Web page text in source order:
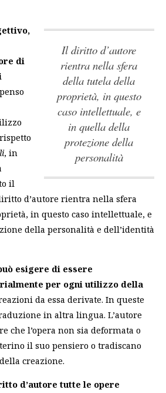
il diritto d’autore
rientra nella sfera
della tutela della
proprietà, in questo
caso intellettuale, e
in quella della
protezione della
personalità
di
, in
il
d’autore rientra nella sfera
in questo caso intellettuale, e
della personalità e dell’identità
esigere di essere
per ogni utilizzo della
da essa derivate. In queste
in altra lingua. L’autore
che l’opera non sia deformata o
il suo pensiero o tradiscano
creazione.
d’autore tutte le opere